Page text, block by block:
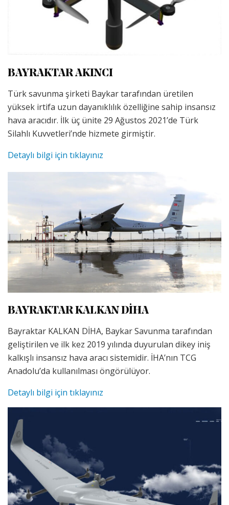
BAYRAKTAR AKINCI
Türk savunma şirketi Baykar tarafından üretilen
yüksek irtifa uzun dayanıklılık özelliğine sahip insansız
hava aracıdır. İlk üç ünite 29 Ağustos 2021’de Türk
Silahlı Kuvvetleri’nde hizmete girmiştir.
Detaylı bilgi için tıklayınız
BAYRAKTAR KALKAN DİHA
Bayraktar KALKAN DİHA, Baykar Savunma tarafından
geliştirilen ve ilk kez 2019 yılında duyurulan dikey iniş
kalkışlı insansız hava aracı sistemidir. İHA’nın TCG
Anadolu’da kullanılması öngörülüyor.
Detaylı bilgi için tıklayınız